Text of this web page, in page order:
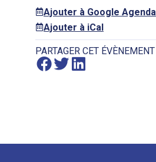
Ajouter à Google Agenda
Ajouter à iCal
PARTAGER CET ÉVÈNEMENT